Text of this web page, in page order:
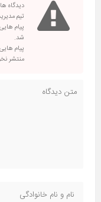
دیدگاه
تیم
پیام
شد.
پیام
منتشر